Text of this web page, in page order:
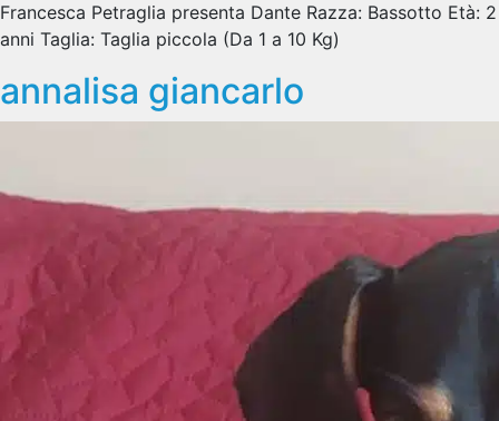
Francesca Petraglia presenta Dante Razza: Bassotto Età: 2
anni Taglia: Taglia piccola (Da 1 a 10 Kg)
annalisa giancarlo